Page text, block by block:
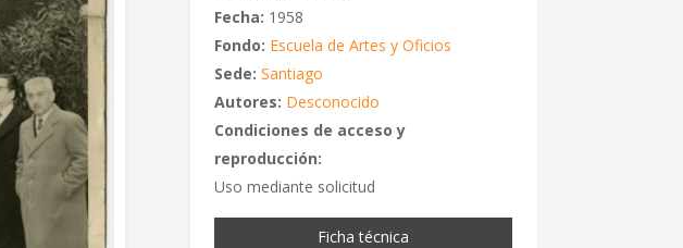
Fecha: 1958
Fondo: Escuela de Artes y Oficios
Sede: Santiago
Autores: Desconocido
Condiciones de acceso y
reproducción:
Uso mediante solicitud
Ficha técnica